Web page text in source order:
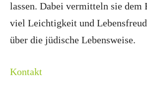
lassen. Dabei vermitteln sie dem
viel Leichtigkeit und
über die jüdische Lebensweise.
Kontakt